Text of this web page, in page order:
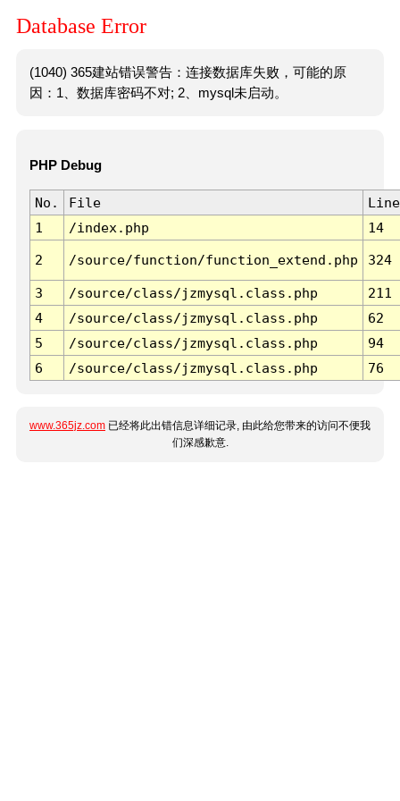
Database Error
(1040) 365建站错误警告：连接数据库失败，可能的原
因：1、数据库密码不对; 2、mysql未启动。
PHP Debug
No. File
Line
1
/index.php 14
2 /source/function/function_extend.php 324
3 /source/class/jzmysql.class.php
211
4
/source/class/jzmysql.class.php
62
5
/source/class/jzmysql.class.php
94
6
/source/class/jzmysql.class.php 76
www.365jz.com 已经将此出错信息详细记录, 由此给您带来的访问不便我
们深感歉意.